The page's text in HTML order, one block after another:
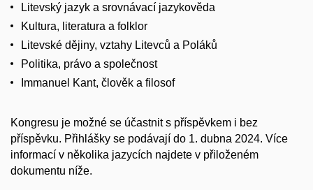
Litevský jazyk a srovnávací jazykověda
Kultura, literatura a folklor
Litevské dějiny, vztahy Litevců a Poláků
Politika, právo a společnost
Immanuel Kant, člověk a filosof
Kongresu je možné se účastnit s příspěvkem i bez
příspěvku. Přihlášky se podávají do 1. dubna 2024. Více
informací v několika jazycích najdete v přiloženém
dokumentu níže.